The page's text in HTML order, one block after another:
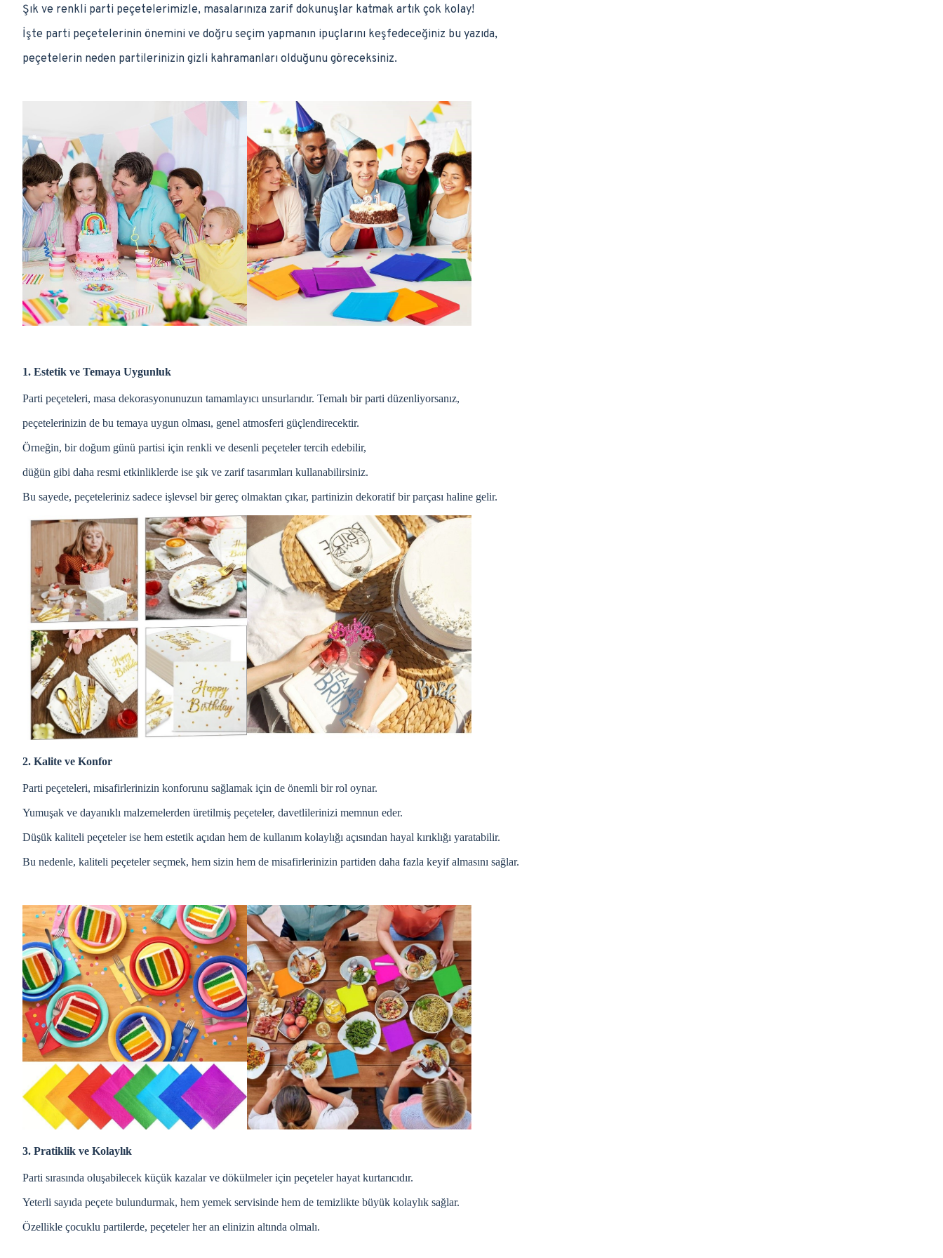
Şık ve renkli parti peçetelerimizle, masalarınıza zarif dokunuşlar katmak artık çok kolay!
İşte parti peçetelerinin önemini ve doğru seçim yapmanın ipuçlarını keşfedeceğiniz bu yazıda,
peçetelerin neden partilerinizin gizli kahramanları olduğunu göreceksiniz.
1. Estetik ve Temaya Uygunluk
Parti peçeteleri, masa dekorasyonunuzun tamamlayıcı unsurlarıdır. Temalı bir parti düzenliyorsanız,
peçetelerinizin de bu temaya uygun olması, genel atmosferi güçlendirecektir.
Örneğin, bir doğum günü partisi için renkli ve desenli peçeteler tercih edebilir,
düğün gibi daha resmi etkinliklerde ise şık ve zarif tasarımları kullanabilirsiniz.
Bu sayede, peçeteleriniz sadece işlevsel bir gereç olmaktan çıkar, partinizin dekoratif bir parçası haline gelir.
2. Kalite ve Konfor
Parti peçeteleri, misafirlerinizin konforunu sağlamak için de önemli bir rol oynar.
Yumuşak ve dayanıklı malzemelerden üretilmiş peçeteler, davetlilerinizi memnun eder.
Düşük kaliteli peçeteler ise hem estetik açıdan hem de kullanım kolaylığı açısından hayal kırıklığı yaratabilir.
Bu nedenle, kaliteli peçeteler seçmek, hem sizin hem de misafirlerinizin partiden daha fazla keyif almasını sağlar.
3. Pratiklik ve Kolaylık
Parti sırasında oluşabilecek küçük kazalar ve dökülmeler için peçeteler hayat kurtarıcıdır.
Yeterli sayıda peçete bulundurmak, hem yemek servisinde hem de temizlikte büyük kolaylık sağlar.
Özellikle çocuklu partilerde, peçeteler her an elinizin altında olmalı.